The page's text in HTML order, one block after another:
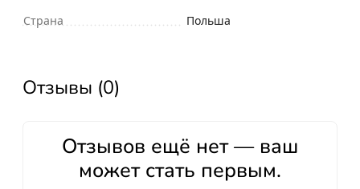
Страна
Польша
Отзывы (0)
Отзывов ещё нет — ваш
может стать первым.